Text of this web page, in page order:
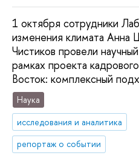
1 октября сотрудники
изменения климата Анна
Чистиков провели
рамках проекта
Восток: комплексный
Наука
исследования и аналитика
репортаж о событии